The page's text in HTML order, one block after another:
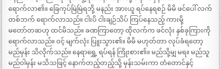
ရောက်လာ၏။ ခြေကုပ်မြဲမြဲရဘို့ မနည်း အားယူ ရပ်နေရစဉ် မိမိ ဖင်ပေါ် လက်
တစ်ဘက် ရောက်လာသည်။ ငါးပိ ငါးချဉ်သိပ် ကြပ်နေသည့် ကားမို့
မတော်တဆဟု ထင်မိသည်။ ခဏကြာတော့ ထိုလက်က ဖင်လုံး နှစ်ခုကြားကို
ရောက်လာသည်။ ဝင့် မျက်လုံး ပြူးသွား၏။ မိမိ မဟုတ်တာ လုပ်ခံရတော့
မည်မှန်း သိလိုက်သည်။ နေရာရွှေ့ ရပ်ရန် ကြိုးစား၏။ မည်သို့မျှ မရ။ မည်သူ
မည်ဝါမှန်း မသိသဖြင့် နောက်တည့်တည့်သို့ မှန်းသမ်းကာ တံတောင်နှင့်